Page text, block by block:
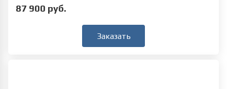
87 900 руб.
Заказать